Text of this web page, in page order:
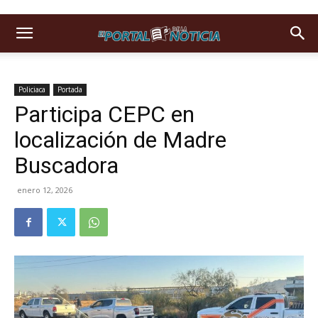
Policiaca Portada
Participa CEPC en
localización de Madre
Buscadora
enero 12, 2026